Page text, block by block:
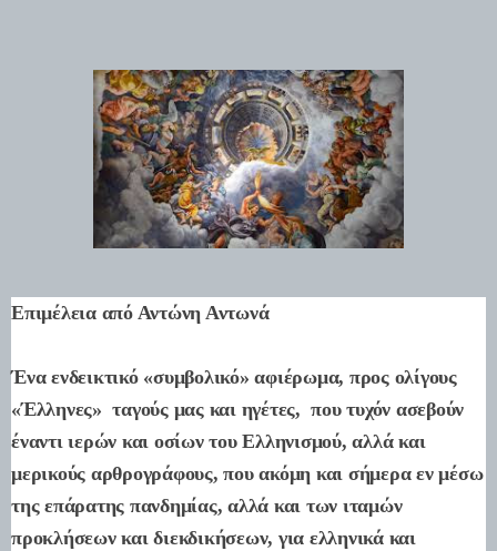
Επιμέλεια από Αντώνη Αντωνά
Ένα ενδεικτικό «συμβολικό» αφιέρωμα, προς ολίγους
«Έλληνες» ταγούς μας και ηγέτες, που τυχόν ασεβούν
έναντι ιερών και οσίων του Ελληνισμού, αλλά και
μερικούς αρθρογράφους, που ακόμη και σήμερα εν μέσω
της επάρατης πανδημίας, αλλά και των ιταμών
προκλήσεων και διεκδικήσεων, για ελληνικά και